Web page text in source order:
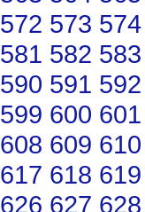
572 573 574
581 582 583
590 591 592
599 600 601
608 609 610
617 618 619
626 627 628